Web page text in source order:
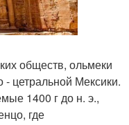
обществ, ольмеки
- цетральной Мексики.
1400 г до н. э.,
где